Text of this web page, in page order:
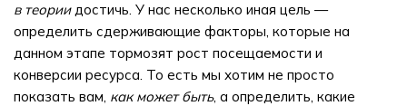
в теориидостичь. У нас несколько иная цель —
определить сдерживающие факторы, которые на
данном этапе тормозят рост посещаемости и
конверсии ресурса. То есть мы хотим не просто
показать вам, как может быть, а определить, какие